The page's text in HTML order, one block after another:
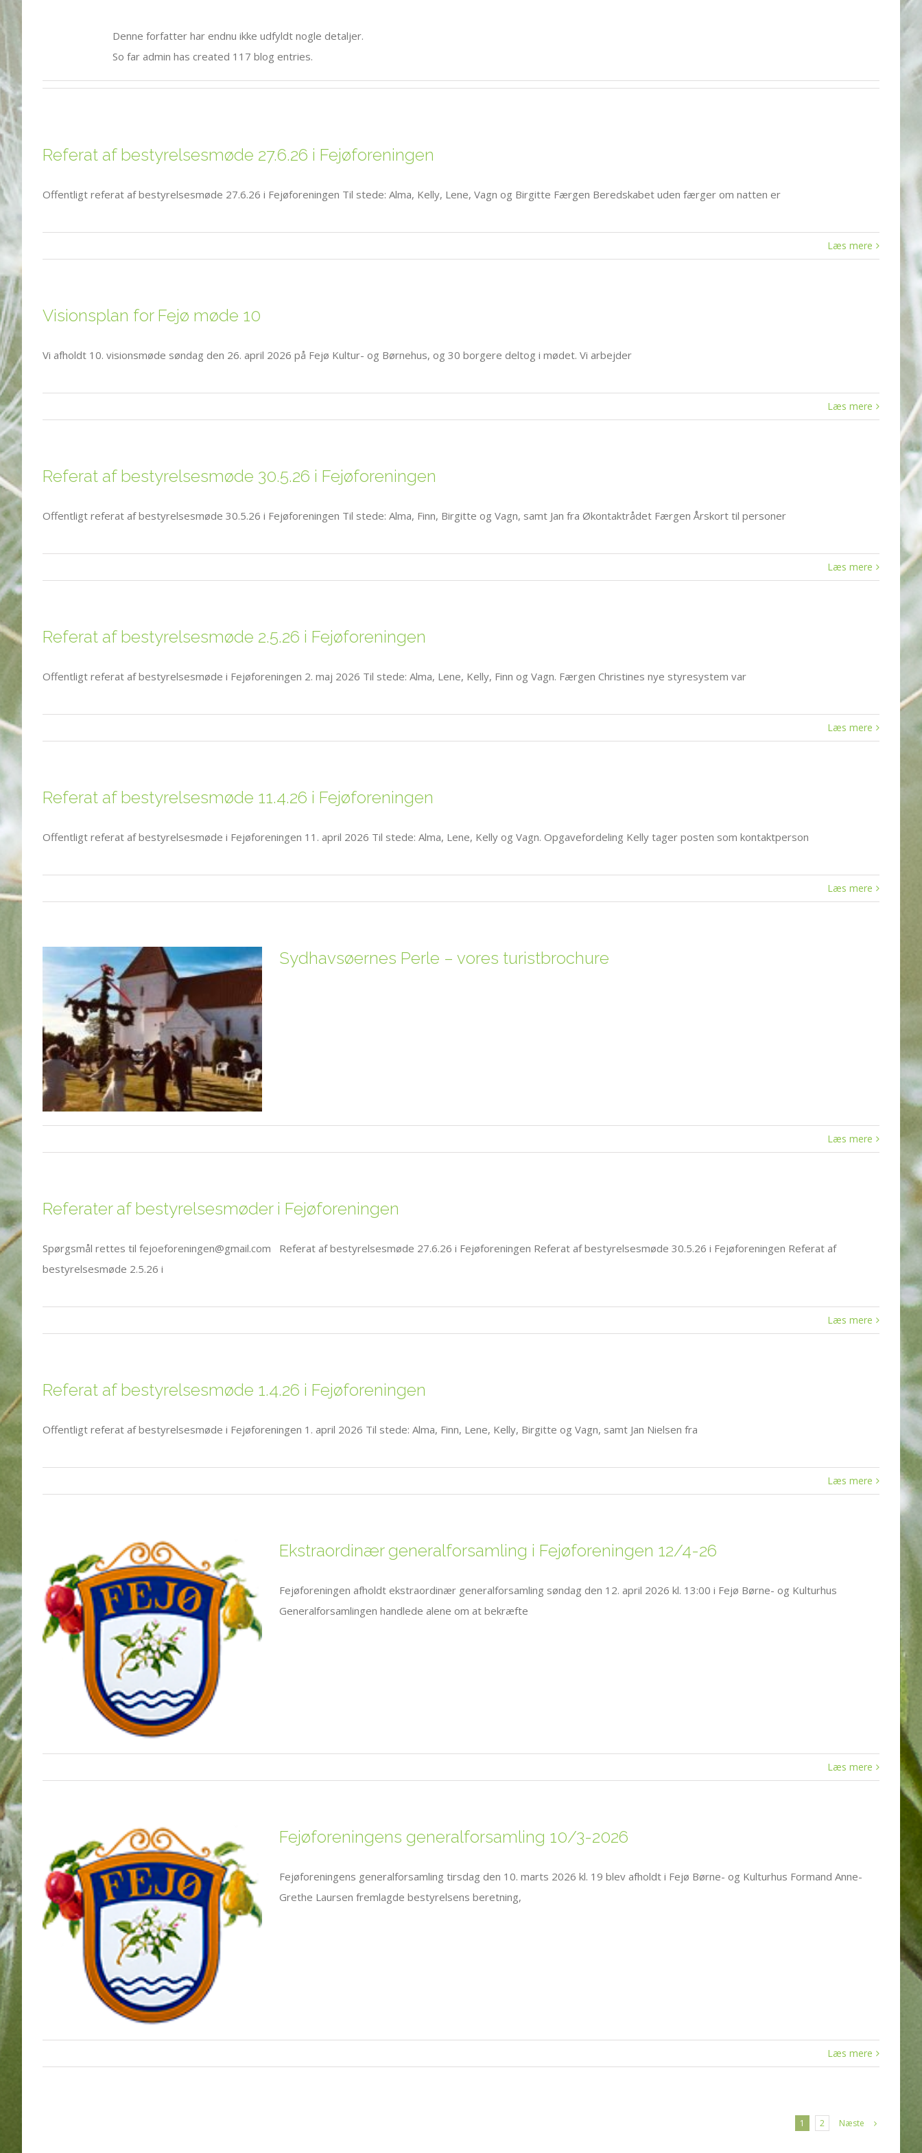
Denne forfatter har endnu ikke udfyldt nogle detaljer.
So far admin has created 117 blog entries.
Referat af bestyrelsesmøde 27.6.26 i Fejøforeningen
Offentligt referat af bestyrelsesmøde 27.6.26 i Fejøforeningen Til stede: Alma, Kelly, Lene, Vagn og Birgitte Færgen Beredskabet uden færger om natten er
Læs mere
Visionsplan for Fejø møde 10
Vi afholdt 10. visionsmøde søndag den 26. april 2026 på Fejø Kultur- og Børnehus, og 30 borgere deltog i mødet. Vi arbejder
Læs mere
Referat af bestyrelsesmøde 30.5.26 i Fejøforeningen
Offentligt referat af bestyrelsesmøde 30.5.26 i Fejøforeningen Til stede: Alma, Finn, Birgitte og Vagn, samt Jan fra Økontaktrådet Færgen Årskort til personer
Læs mere
Referat af bestyrelsesmøde 2.5.26 i Fejøforeningen
Offentligt referat af bestyrelsesmøde i Fejøforeningen 2. maj 2026 Til stede: Alma, Lene, Kelly, Finn og Vagn. Færgen Christines nye styresystem var
Læs mere
Referat af bestyrelsesmøde 11.4.26 i Fejøforeningen
Offentligt referat af bestyrelsesmøde i Fejøforeningen 11. april 2026 Til stede: Alma, Lene, Kelly og Vagn. Opgavefordeling Kelly tager posten som kontaktperson
Læs mere
Sydhavsøernes Perle – vores turistbrochure
Læs mere
Referater af bestyrelsesmøder i Fejøforeningen
Spørgsmål rettes til fejoeforeningen@gmail.com Referat af bestyrelsesmøde 27.6.26 i Fejøforeningen Referat af bestyrelsesmøde 30.5.26 i Fejøforeningen Referat af
bestyrelsesmøde 2.5.26 i
Læs mere
Referat af bestyrelsesmøde 1.4.26 i Fejøforeningen
Offentligt referat af bestyrelsesmøde i Fejøforeningen 1. april 2026 Til stede: Alma, Finn, Lene, Kelly, Birgitte og Vagn, samt Jan Nielsen fra
Læs mere
Ekstraordinær generalforsamling i Fejøforeningen 12/4-26
Fejøforeningen afholdt ekstraordinær generalforsamling søndag den 12. april 2026 kl. 13:00 i Fejø Børne- og Kulturhus
Generalforsamlingen handlede alene om at bekræfte
Læs mere
Fejøforeningens generalforsamling 10/3-2026
Fejøforeningens generalforsamling tirsdag den 10. marts 2026 kl. 19 blev afholdt i Fejø Børne- og Kulturhus Formand Anne-
Grethe Laursen fremlagde bestyrelsens beretning,
Læs mere
1 2 Næste